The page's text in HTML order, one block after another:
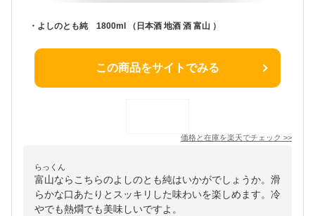
・よしのとも純 1800ml （日本酒 地酒 酒 富山 ）
この商品をサイトでみる
価格と在庫を楽天でチェック >>
らっくん
富山ならこちらのよしのとも純はいかがでしょうか。滑
らかな口あたりとスッキリした味わいを楽しめます。冷
やでも熱燗でも美味しいですよ。